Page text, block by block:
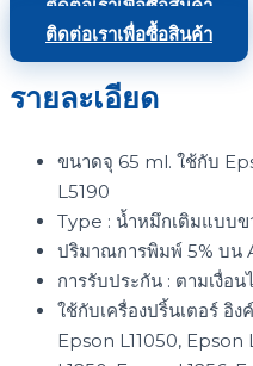
ติดต่อเราเพื่อซื้อสินค้า
ติดต่อเราเพื่อซื้อสินค้า
รายละเอียด
ขนาดจุ 65 ml. ใช้กับ
L5190
Type : น้ำหมึกเติมแบบ
ปริมาณการพิมพ์ 5% บน
การรับประกัน : ตามเงื่อ
ใช้กับเครื่องปริ้นเตอร์ อิ
Epson L11050, Epson